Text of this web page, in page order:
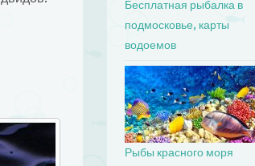
Бесплатная рыбалка в
подмосковье, карты
водоемов
Рыбы красного моря